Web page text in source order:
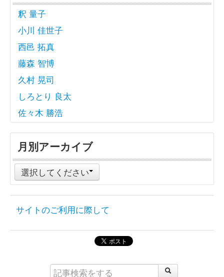
釈 量子
小川 佳世子
西邑 拓真
藤森 智博
久村 晃司
しろとり 良太
佐々木 勝浩
月別アーカイブ
選択してください
サイトのご利用に際して